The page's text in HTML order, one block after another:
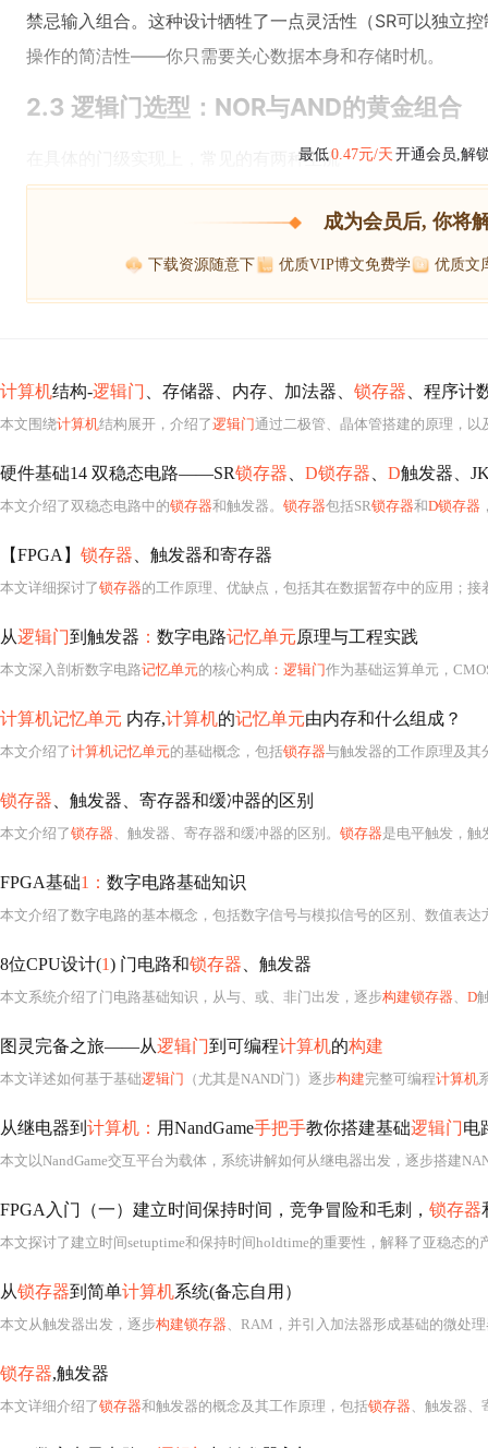
禁忌输入组合。这种设计牺牲了一点灵活性（SR可以独立
操作的简洁性——你只需要关心数据本身和存储时机。
2.3 逻辑门选型：NOR与AND的黄金组合
在具体的门级实现上，常见的有两种主流
最低0.47元/天 开通会员,解
成为会员后, 你将
下载资源随意下 优质VIP博文免费学 优质文
计算机结构-逻辑门 、存储器、内存、加法器、 锁存器 、程序计
本文围绕计算机结构展开，介绍了逻辑门通过二极管、晶体管搭建的原理，
硬件基础14 双稳态电路——SR锁存器 D锁存器 D触发器、
本文介绍了双稳态电路中的锁存器和触发器。 锁存器包括SR锁存器和D锁存器
【FPGA】 锁存器 、触发器和寄存器
本文详细探讨了锁存器的工作原理、优缺点，包括其在数据暂存中的应用；接着介绍了触发器，强调其边沿触发
从逻辑门到触发器 ： 数字电路记忆单元原理与工程实践
本文深入剖析数字电路记忆单元的核心构成 ：逻辑门作为基础运算单元，
计算机记忆单元 内存,计算机的记忆单元由内存和什么组成？
本文介绍了计算机记忆单元的基础概念，包括锁存器与触发器的工作原理及其分
锁存器 、触发器、寄存器和缓冲器的区别
本文介绍了锁存器、触发器、寄存器和缓冲器的区别。 锁存器是电平触发，触
FPGA基础1： 数字电路基础知识
8位CPU设计(1) 门电路和锁存器 、触发器
本文系统介绍了门电路基础知识，从与、或、非门出发，逐步构建锁存器、 D触
图灵完备之旅——从逻辑门到可编程计算机的构建
本文详述如何基于基础逻辑门 （尤其是NAND门）逐步构建完整可编程计算机
从继电器到 计算机： 用NandGame手把手教你搭建基础逻辑门电
本文以NandGame交互平台为载体，系统讲解如何从继电器出发，逐步搭建
FPGA入门（一）建立时间保持时间，竞争冒险和毛刺， 锁存器
本文探讨了建立时间setuptime和保持时间holdtime的重要性，解释了亚稳态的
从锁存器到简单计算机系统(备忘自用）
本文从触发器出发，逐步构建锁存器、RAM，并引入加法器形成基础的微处理器系统。通
锁存器,触发器
本文详细介绍了锁存器和触发器的概念及其工作原理，包括锁存器、触发器、寄存器、